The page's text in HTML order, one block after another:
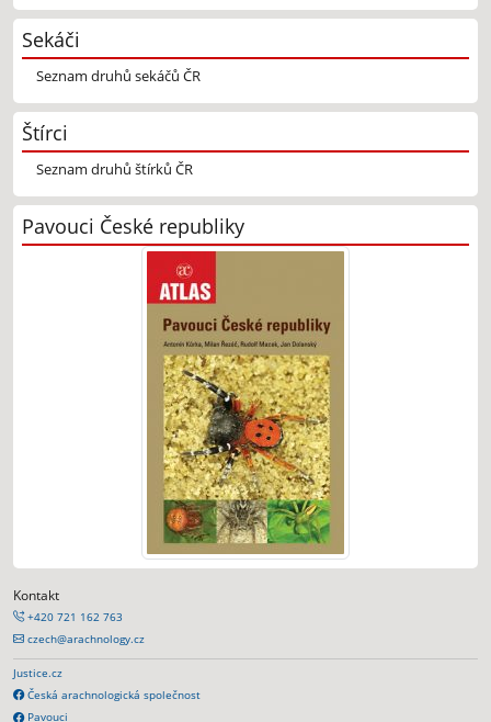
Sekáči
Seznam druhů sekáčů ČR
Štírci
Seznam druhů štírků ČR
Pavouci České republiky
Kontakt
+420 721 162 763
czech@arachnology.cz
Justice.cz
Česká arachnologická společnost
Pavouci